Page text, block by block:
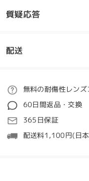
とても素敵で彼女に
です ♥️
質疑応答
フレームについてご質問
配送
ご注文
処理時間
5-7営業日
詳細
無料の耐傷性レン
60日間返品・交換
365日保証
配送料1,100円(日